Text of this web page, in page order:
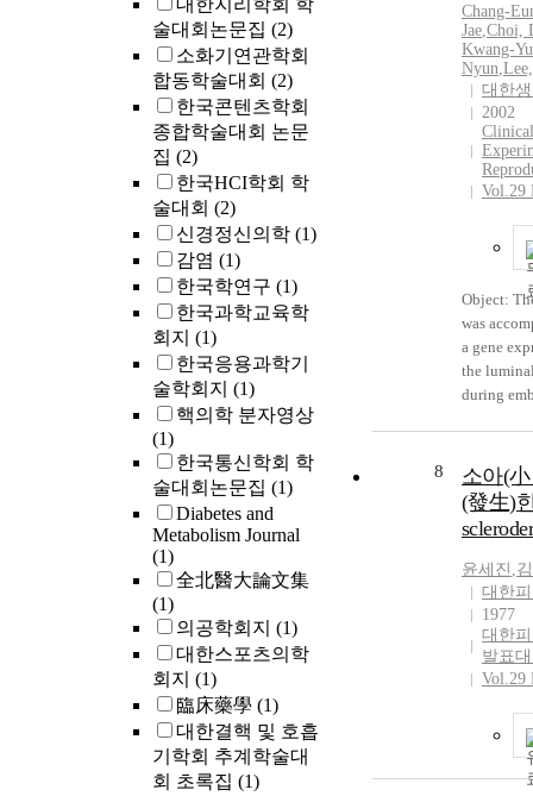
대한지리학회 학
술대회논문집 (2)
소화기연관학회
합동학술대회 (2)
한국콘텐츠학회
종합학술대회 논문
집 (2)
한국HCI학회 학
술대회 (2)
신경정신의학 (1)
감염 (1)
한국학연구 (1)
한국과학교육학
회지 (1)
한국응용과학기
술학회지 (1)
핵의학 분자영상
(1)
한국통신학회 학
술대회논문집 (1)
Diabetes and
Metabolism Journal
(1)
全北醫大論文集
(1)
의공학회지 (1)
대한스포츠의학
회지 (1)
臨床藥學 (1)
대한결핵 및 호흡
기학회 추계학술대
회 초록집 (1)
Chang-
Jae,Choi,
Kwang-
Nyun,
대한
2002
Vol.29
Object:
was
a gene
the
during
sites.
The
INTER
on day
plug =
Captured
(LCM).
from
labeled
8
소아(
(發生)
윤세진 ,
대한
1977
대한
발표
Vol.29